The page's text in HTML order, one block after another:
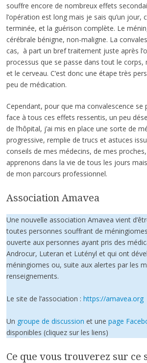
souffre encore de nombreux effets
l’opération est long mais je sais qu’un jour,
terminée, et la guérison complète. Le
cérébrale bénigne, non-maligne. La
cas, à part un bref traitement juste après
processus que se passe dans tout le corps,
et le cerveau. C’est donc une étape très
peu de médication.
Cependant, pour que ma convalescence se
face à tous ces effets ressentis, un peu
de l’hôpital, j’ai mis en place une sorte de
progressive, remplie de trucs et astuces
conseils de mes médecins, de mes
apprenons dans la vie de tous les jours
de mon parcours professionnel.
Association Amavea
Une nouvelle association Amavea vient
toutes personnes souffrant de
ouverte aux personnes ayant pris des
Androcur, Luteran et Lutényl et qui ont
méningiomes ou, suite aux alertes par les
renseignements.
Le site de l’association : https://amavea.org
Un groupe de discussion et une page
disponibles (cliquez sur les liens)
Ce que vous trouverez sur ce